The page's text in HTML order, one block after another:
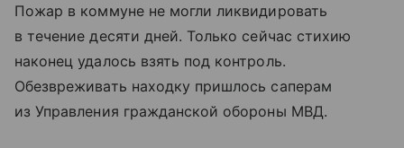
Пожар в коммуне не могли ликвидировать
в течение десяти дней. Только сейчас стихию
наконец удалось взять под контроль.
Обезвреживать находку пришлось саперам
из Управления гражданской обороны МВД.